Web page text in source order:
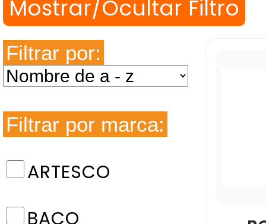
Filtrar por:
Filtrar por marca:
ARTESCO
BACO